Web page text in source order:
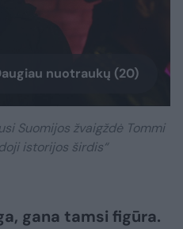
nuotraukų (20)
Suomijos žvaigždė Tommi
istorijos širdis“
gana tamsi figūra.